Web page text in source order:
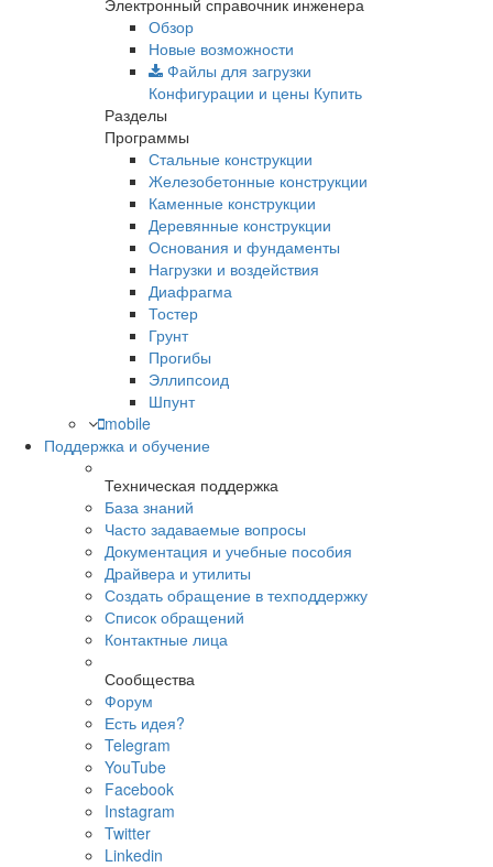
Обзор
Новые возможности
Файлы для загрузки
Конфигурации и цены Купить
Разделы
Программы
Стальные конструкции
Железобетонные конструкции
Каменные конструкции
Деревянные конструкции
Основания и фундаменты
Нагрузки и воздействия
Диафрагма
Тостер
Грунт
Прогибы
Эллипсоид
Шпунт
mobile
Поддержка и обучение
Техническая поддержка
База знаний
Часто задаваемые вопросы
Документация и учебные пособия
Драйвера и утилиты
Создать обращение в техподдержку
Список обращений
Контактные лица
Сообщества
Форум
Есть идея?
Telegram
YouTube
Facebook
Instagram
Twitter
Linkedin